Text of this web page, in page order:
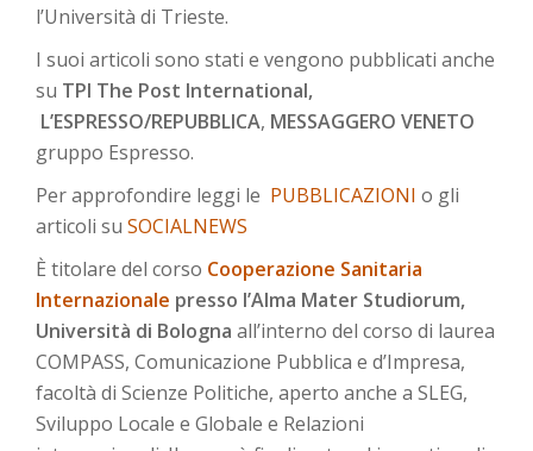
l’Università di Trieste.
I suoi articoli sono stati e vengono pubblicati anche
su TPI The Post International,
L’ESPRESSO/REPUBBLICA, MESSAGGERO VENETO
gruppo Espresso.
Per approfondire leggi le PUBBLICAZIONI o gli
articoli su SOCIALNEWS
È titolare del corso Cooperazione Sanitaria
Internazionale presso l’Alma Mater Studiorum,
Università di Bologna all’interno del corso di laurea
COMPASS, Comunicazione Pubblica e d’Impresa,
facoltà di Scienze Politiche, aperto anche a SLEG,
Sviluppo Locale e Globale e Relazioni